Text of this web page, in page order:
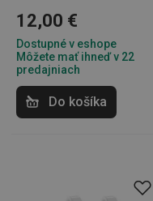
12,00 €
Dostupné v eshope
Môžete mať ihneď v 22
predajniach
Do košíka